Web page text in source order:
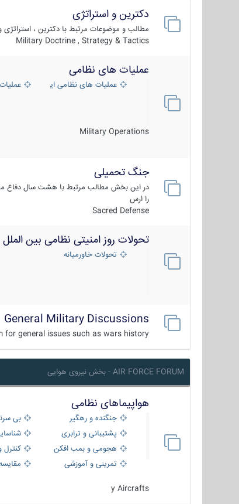
دکترین و استراتژی
مطالب و موضوعات مرتبط با دکترین ، استراتژی
Military Doctrine , Strategy & Tactics
عملیات های نظامی
عملیات های نظامی ایران
Military Operations
جنگ تحمیلی
در این بخش مطالب مرتبط با هشت سال دفاع
را ارس
Sacred Defense
تحولات روز امنیتی نظامی بین الملل
تحولات خاورمیانه
General Military Discussions
for general issues such as wars history ...
AIR FORCE FORUM - بخش نیروی هوایی
هواپیماهای نظامی
جنگنده و رهگیر
بی
پشتیبانی و ترابری
هجومی و بمب افکن
تمرینی و آموزشی
y Aircrafts